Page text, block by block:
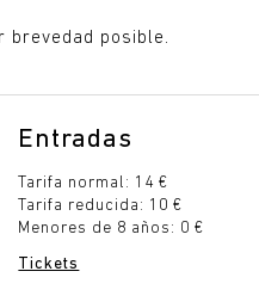
brevedad posible.
Entradas
Tarifa normal: 14 €
Tarifa reducida: 10 €
Menores de 8 años: 0 €
Tickets